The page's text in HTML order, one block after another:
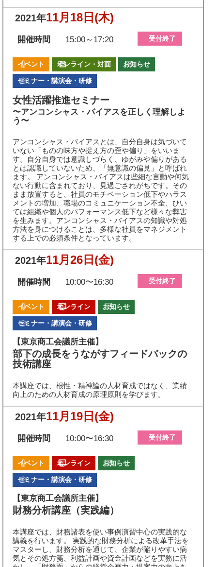
2021年11月18日 (木)
開催時間 15:00～17:20 受付終了
イベント オンライン・対面 お知らせ
セミナー・講演会・研修
女性活躍推進セミナー
〜アンコンシャス・バイアスを正しく理解しよ
う〜
アンコンシャス・バイアスとは、自分自身は気づいて
いない「ものの味方や捉え方の歪や偏り」をいいま
す。自分自身では意識しづらく、ゆがみや偏りがある
とは認識していないため、「無意識の偏見」と呼ばれ
ます。 アンコンシャス・バイアスは些細な言動や何気
ない行動に含まれており、見過ごされがちです。その
まま放置すると、社員のモチベーション低下やハラス
メントの増加、職場のコミュニケーション不全、ひい
ては組織や個人のパフォーマンス低下など様々な弊害
を生みます。アンコンシャス・バイアスの知識や対処
方法を身につけることは、多様な社員をマネジメント
する上での必須条件となっています。
2021年11月26日 (金)
開催時間 10:00〜16:30 受付終了
イベント オンライン お知らせ
セミナー・講演会・研修
【東京商工会議所主催】
部下の成長をうながすフィードバックの
技術講座
本講座では、根性・精神論の人材育成ではなく、業績
向上のための人材育成の原理原則を学びます。
2021年11月19日 (金)
開催時間 10:00〜16:30 受付終了
イベント オンライン お知らせ
セミナー・講演会・研修
【東京商工会議所主催】
財務分析講座（実践編）
本講座では、財務諸表を使い事例演習中心の実践的な
講義を行います。 実践的な財務分析による改革手法を
マスターし、財務分析を通じて、企業が陥りやすい病
気とその処方箋、利益計画や資金計画などを実務に活